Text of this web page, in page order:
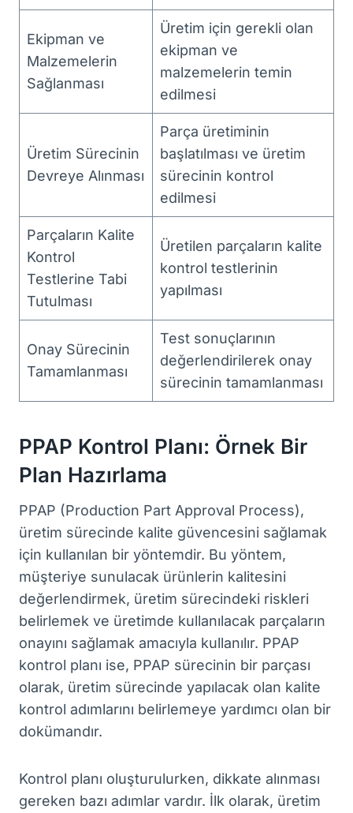
Ekipman ve
Malzemelerin
Sağlanması
Üretim için gerekli olan
ekipman ve
malzemelerin temin
edilmesi
Üretim Sürecinin
Devreye Alınması
Parça üretiminin
başlatılması ve üretim
sürecinin kontrol
edilmesi
Parçaların Kalite
Kontrol
Testlerine Tabi
Tutulması
Üretilen parçaların kalite
kontrol testlerinin
yapılması
Onay Sürecinin
Tamamlanması
Test sonuçlarının
değerlendirilerek onay
sürecinin tamamlanması
PPAP Kontrol Planı: Örnek Bir
Plan Hazırlama
PPAP (Production Part Approval Process),
üretim sürecinde kalite güvencesini sağlamak
için kullanılan bir yöntemdir. Bu yöntem,
müşteriye sunulacak ürünlerin kalitesini
değerlendirmek, üretim sürecindeki riskleri
belirlemek ve üretimde kullanılacak parçaların
onayını sağlamak amacıyla kullanılır. PPAP
kontrol planı ise, PPAP sürecinin bir parçası
olarak, üretim sürecinde yapılacak olan kalite
kontrol adımlarını belirlemeye yardımcı olan bir
dokümandır.
Kontrol planı oluşturulurken, dikkate alınması
gereken bazı adımlar vardır. İlk olarak, üretim